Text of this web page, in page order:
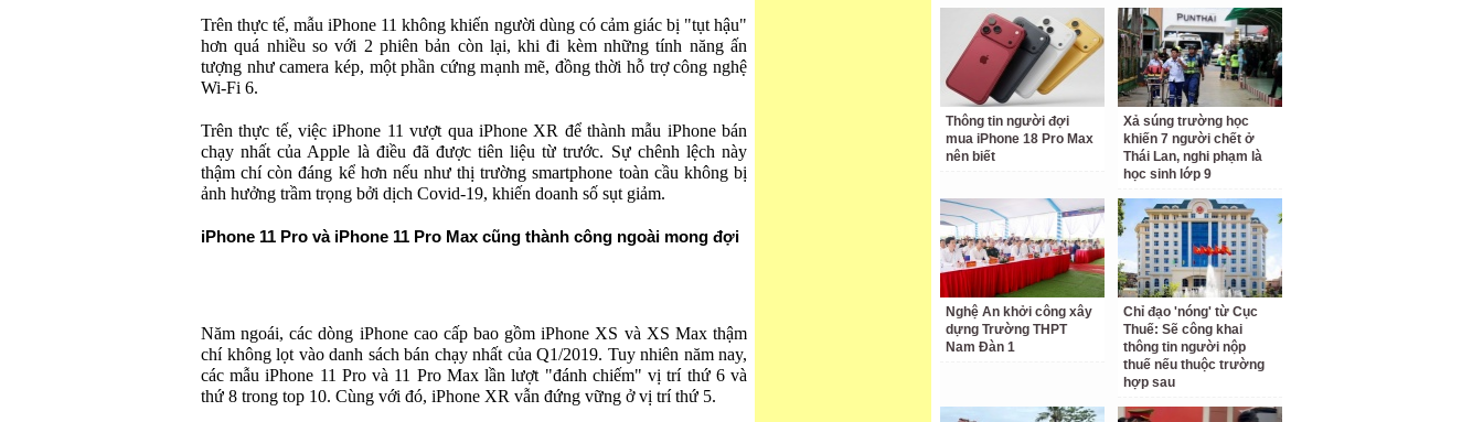
Trên thực tế, mẫu iPhone 11 không khiến người dùng có cảm giác bị "tụt hậu"
hơn quá nhiều so với 2 phiên bản còn lại, khi đi kèm những tính năng ấn
tượng như camera kép, một phần cứng mạnh mẽ, đồng thời hỗ trợ công nghệ
Wi-Fi 6.
Trên thực tế, việc iPhone 11 vượt qua iPhone XR để thành mẫu iPhone bán
chạy nhất của Apple là điều đã được tiên liệu từ trước. Sự chênh lệch này
thậm chí còn đáng kể hơn nếu như thị trường smartphone toàn cầu không bị
ảnh hưởng trầm trọng bởi dịch Covid-19, khiến doanh số sụt giảm.
iPhone 11 Pro và iPhone 11 Pro Max cũng thành công ngoài mong đợi
Năm ngoái, các dòng iPhone cao cấp bao gồm iPhone XS và XS Max thậm
chí không lọt vào danh sách bán chạy nhất của Q1/2019. Tuy nhiên năm nay,
các mẫu iPhone 11 Pro và 11 Pro Max lần lượt "đánh chiếm" vị trí thứ 6 và
thứ 8 trong top 10. Cùng với đó, iPhone XR vẫn đứng vững ở vị trí thứ 5.
Thông tin người đợi
mua iPhone 18 Pro Max
nên biết
Xả súng trường học
khiến 7 người chết ở
Thái Lan, nghi phạm là
học sinh lớp 9
Nghệ An khởi công xây
dựng Trường THPT
Nam Đàn 1
Chỉ đạo 'nóng' từ Cục
Thuế: Sẽ công khai
thông tin người nộp
thuế nếu thuộc trường
hợp sau